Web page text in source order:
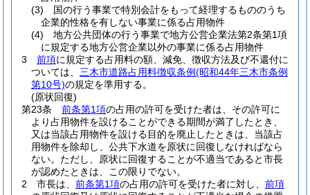
(3)
国の行う事業で特別会計をもって経理するもののうち
企業的性格を有しない事業に係る占用物件
(4)
地方公共団体の行う事業で地方公営企業法第2条第1項
に規定する地方公営企業以外の事業に係る占用物件
3
前項に規定する占用料の額、減免、徴収方法及び不還付に
ついては、 三木市道路占用料徴収条例(昭和44年三木市条例
第10号)の規定を準用する。
(原状回復)
第23条
前条第1項の占用の許可を受けた者は、その許可に
より占用物件を設けることができる期間が満了したとき、
又は当該占用物件を設ける目的を廃止したときは、当該占
用物件を除却し、公共下水道を原状に回復しなければなら
ない。 ただし、原状に回復することが不適当であると市長
が認めたときは、この限りでない。
2
市長は、 前条第1項の占用の許可を受けた者に対し、 前項